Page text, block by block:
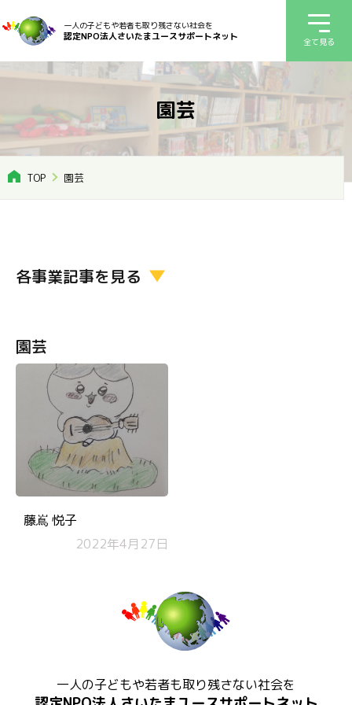
一人の子どもや若者も取り残さない社会を
認定NPO法人さいたまユースサポートネット 全て見る
園芸
TOP 園芸
各事業記事を見る
園芸
藤嶌 悦子
2022年4月27日
一人の子どもや若者も取り残さない社会を